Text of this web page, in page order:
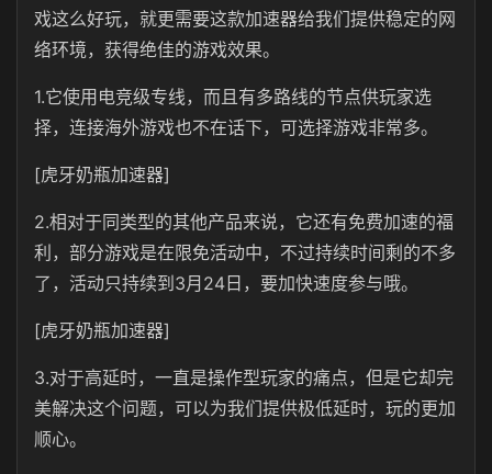
戏这么好玩，就更需要这款加速器给我们提供稳定的网
络环境，获得绝佳的游戏效果。
1.它使用电竞级专线，而且有多路线的节点供玩家选
择，连接海外游戏也不在话下，可选择游戏非常多。
[虎牙奶瓶加速器]
2.相对于同类型的其他产品来说，它还有免费加速的福
利，部分游戏是在限免活动中，不过持续时间剩的不多
了，活动只持续到3月24日，要加快速度参与哦。
[虎牙奶瓶加速器]
3.对于高延时，一直是操作型玩家的痛点，但是它却完
美解决这个问题，可以为我们提供极低延时，玩的更加
顺心。